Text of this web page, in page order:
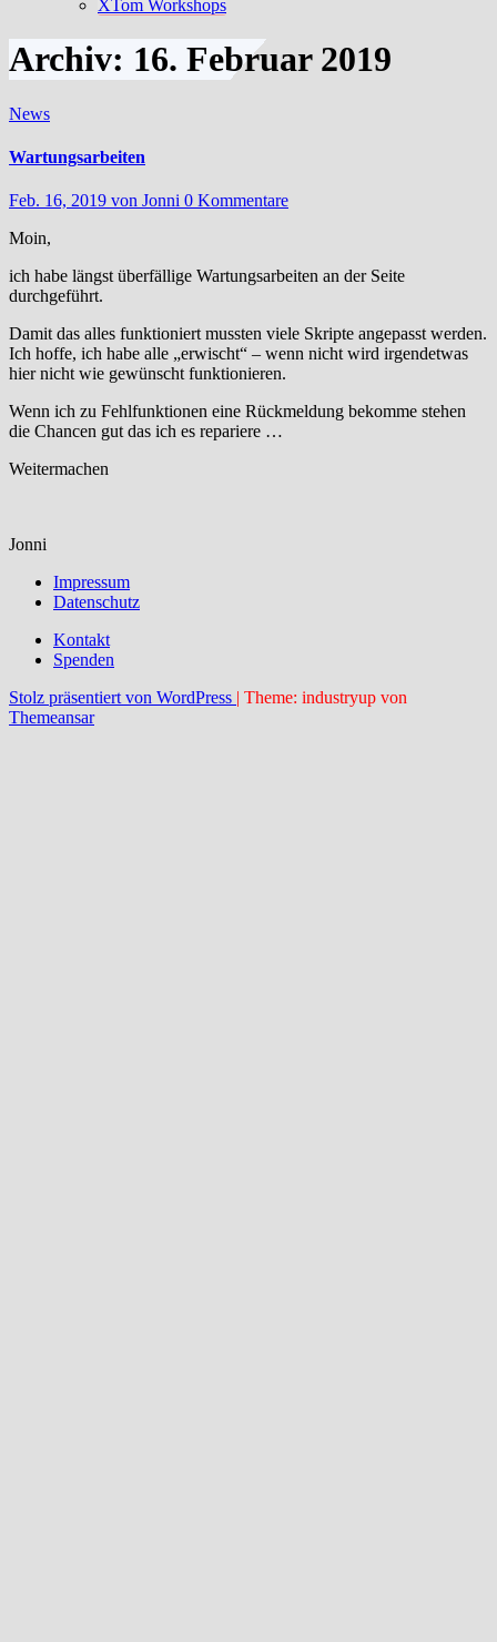
XTom Workshops
Archiv: 16. Februar 2019
News
Wartungsarbeiten
Feb. 16, 2019 von Jonni 0 Kommentare
Moin,
ich habe längst überfällige Wartungsarbeiten an der Seite
durchgeführt.
Damit das alles funktioniert mussten viele Skripte angepasst werden.
Ich hoffe, ich habe alle „erwischt“ – wenn nicht wird irgendetwas
hier nicht wie gewünscht funktionieren.
Wenn ich zu Fehlfunktionen eine Rückmeldung bekomme stehen
die Chancen gut das ich es repariere …
Weitermachen
Jonni
Impressum
Datenschutz
Kontakt
Spenden
Stolz präsentiert von WordPress | Theme: industryup von
Themeansar